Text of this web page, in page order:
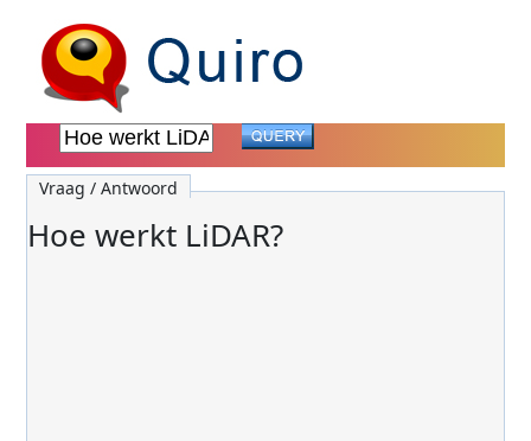
Vraag / Antwoord
Hoe werkt LiDAR?